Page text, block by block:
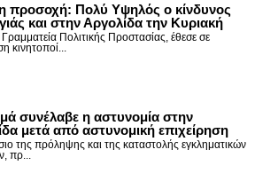
προσοχή: Πολύ Υψηλός ο κίνδυνος
και στην Αργολίδα την Κυριακή
Πολιτικής Προστασίας, έθεσε σε
κινητοποί...
συνέλαβε η αστυνομία στην
μετά από αστυνομική επιχείρηση
της πρόληψης και της καταστολής εγκληματικών
πρ...